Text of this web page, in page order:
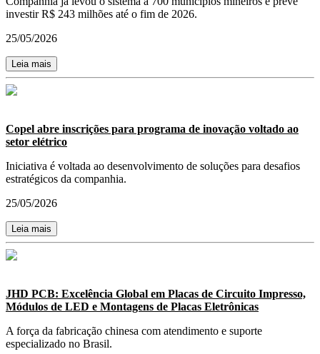
investir R$ 243 milhões até o fim de 2026.
25/05/2026
Leia mais
Copel abre inscrições para programa de inovação voltado ao
setor elétrico
Iniciativa é voltada ao desenvolvimento de soluções para desafios
estratégicos da companhia.
25/05/2026
Leia mais
JHD PCB: Excelência Global em Placas de Circuito Impresso,
Módulos de LED e Montagens de Placas Eletrônicas
A força da fabricação chinesa com atendimento e suporte
especializado no Brasil.